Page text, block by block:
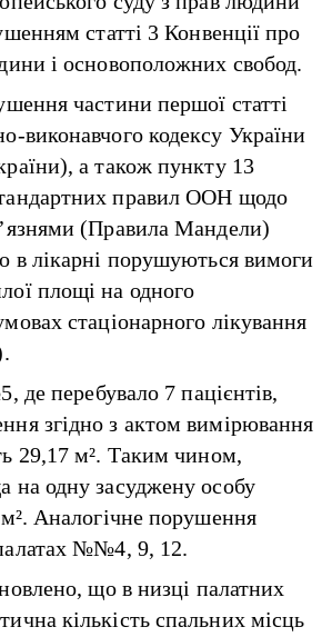
статті 3 Конвенції про
і основоположних свобод.
частини першої статті
виконавчого кодексу України
а також пункту 13
правил ООН щодо
(Правила Мандели)
в лікарні порушуються вимоги
площі на одного
стаціонарного лікування
де перебувало 7 пацієнтів,
згідно з актом вимірювання
29,17 м². Таким чином,
на одну засуджену особу
Аналогічне порушення
№№4, 9, 12.
що в низці палатних
кількість спальних місць